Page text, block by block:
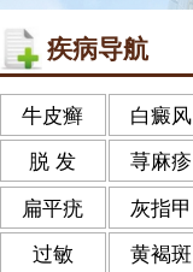
疾病导航
牛皮癣 白癜风
脱 发 荨麻疹
扁平疣 灰指甲
过敏 黄褐斑